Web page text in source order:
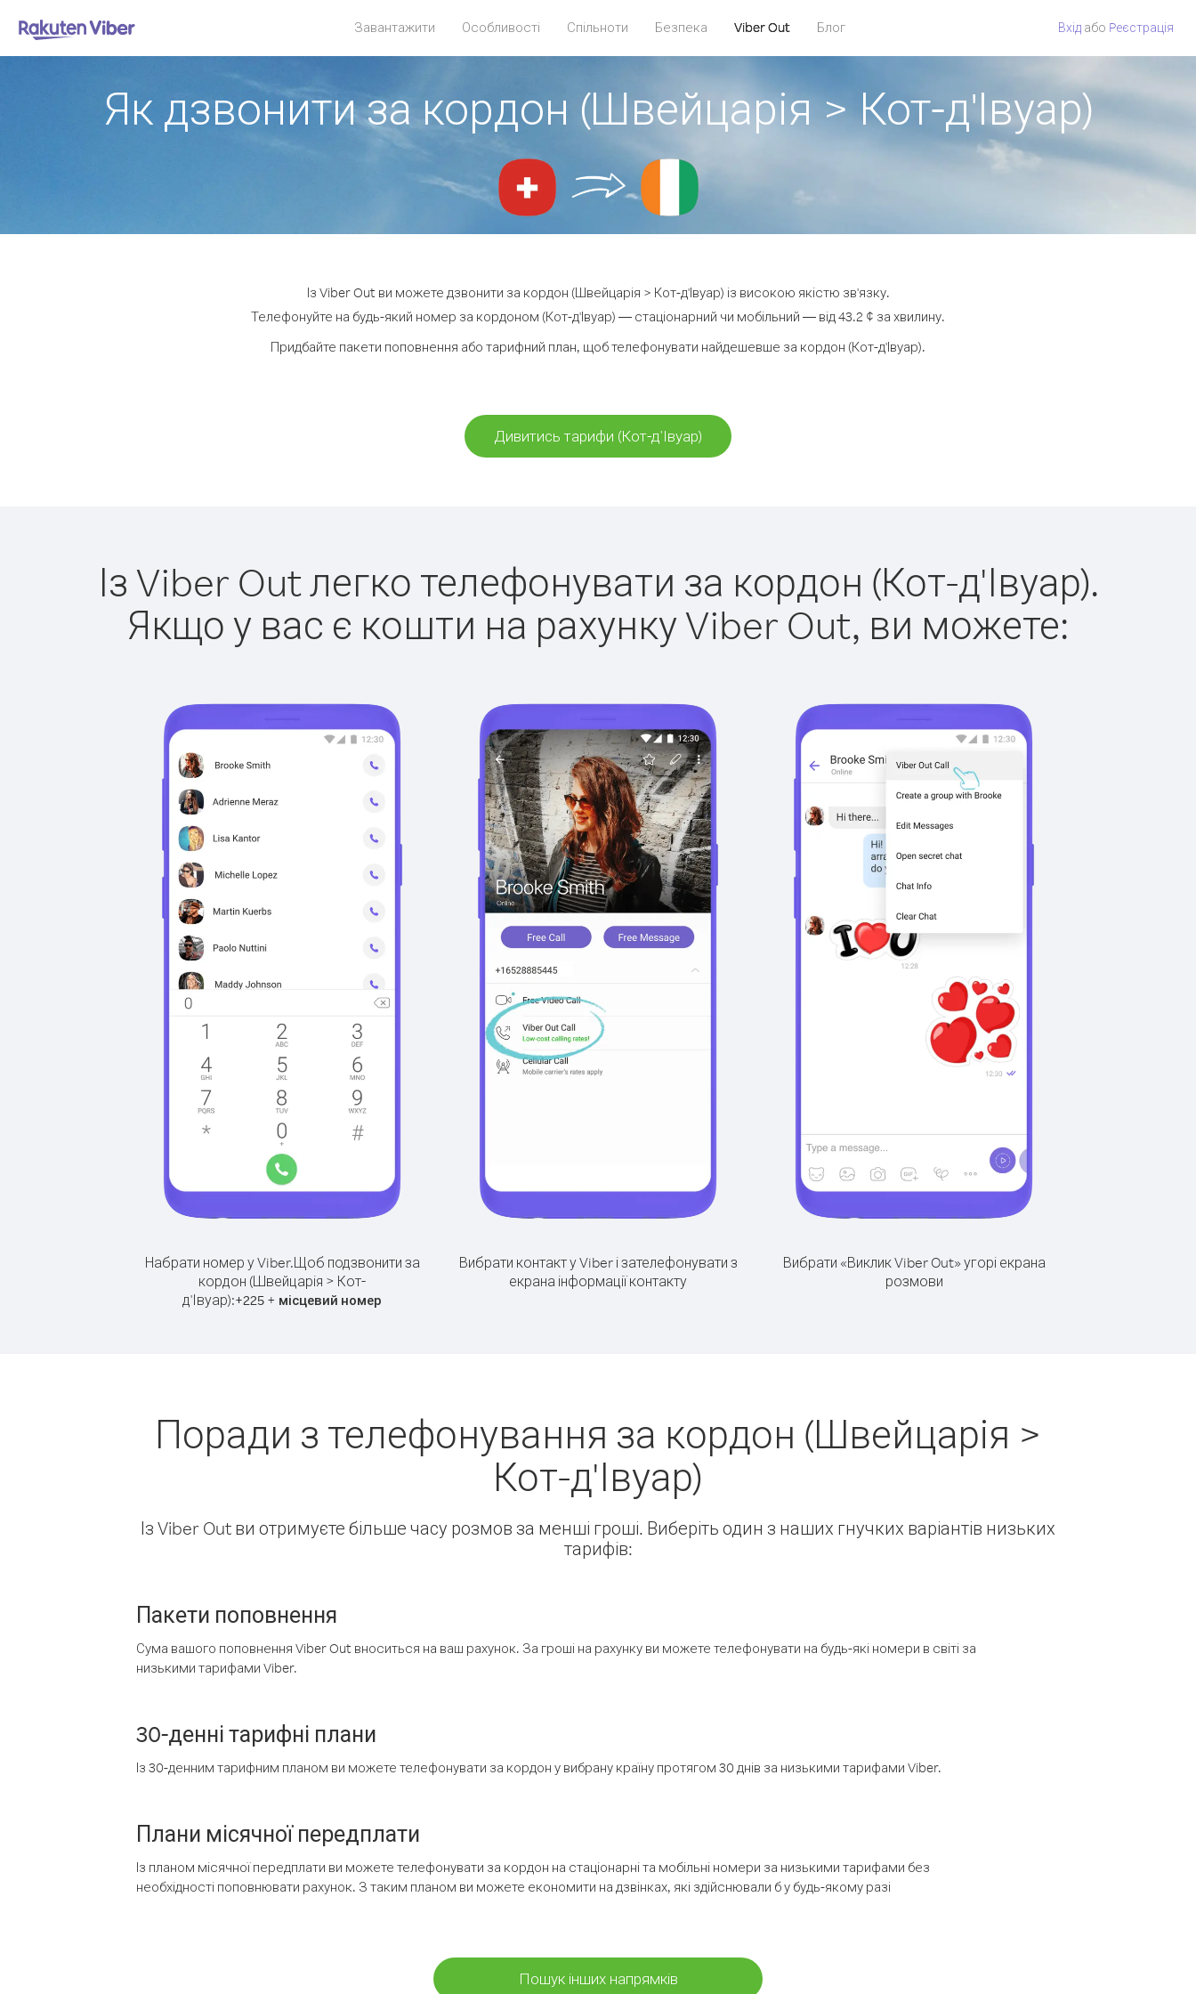
Завантажити Особливості Спільноти Безпека Viber Out Блог Вхід або Pеєстрація
Як дзвонити за кордон (Швейцарія > Кот-д'Івуар)
Із Viber Out ви можете дзвонити за кордон (Швейцарія > Кот-д'Івуар) із високою якістю зв'язку.
Телефонуйте на будь-який номер за кордоном (Кот-д'Івуар) — стаціонарний чи мобільний — від 43.2 ¢ за хвилину.
Придбайте пакети поповнення або тарифний план, щоб телефонувати найдешевше за кордон (Кот-д'Івуар).
Дивитись тарифи (Кот-д'Івуар)
Із Viber Out легко телефонувати за кордон (Кот-д'Івуар).
Якщо у вас є кошти на рахунку Viber Out, ви можете:
Набрати номер у Viber.Щоб подзвонити за
кордон (Швейцарія > Кот-
д'Івуар):+225 + місцевий номер
Вибрати контакт у Viber і зателефонувати з
екрана інформації контакту
Вибрати «Виклик Viber Out» угорі екрана
розмови
Поради з телефонування за кордон (Швейцарія >
Кот-д'Івуар)
Із Viber Out ви отримуєте більше часу розмов за менші гроші. Виберіть один з наших гнучких варіантів низьких
тарифів:
Пакети поповнення
Сума вашого поповнення Viber Out вноситься на ваш рахунок. За гроші на рахунку ви можете телефонувати на будь-які номери в світі за
низькими тарифами Viber.
30-денні тарифні плани
Із 30-денним тарифним планом ви можете телефонувати за кордон у вибрану країну протягом 30 днів за низькими тарифами Viber.
Плани місячної передплати
Із планом місячної передплати ви можете телефонувати за кордон на стаціонарні та мобільні номери за низькими тарифами без
необхідності поповнювати рахунок. З таким планом ви можете економити на дзвінках, які здійснювали б у будь-якому разі
Пошук інших напрямків